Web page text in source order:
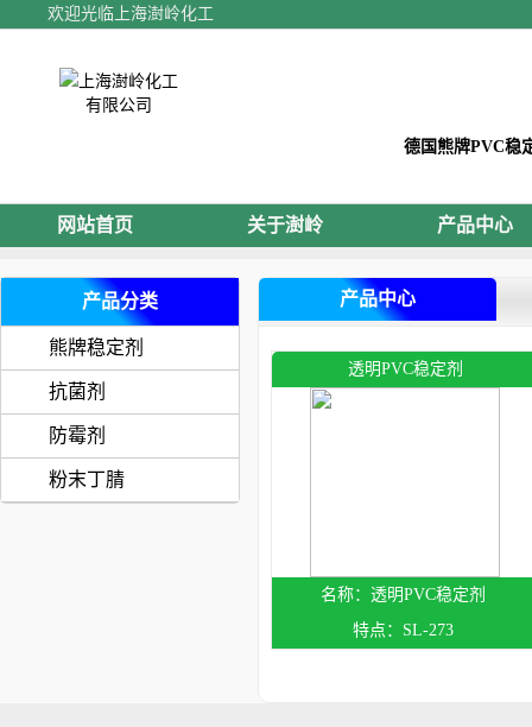
欢迎光临上海澍岭化工
德国熊牌PVC稳
网站首页 关于澍岭 产品中心
产品分类
熊牌稳定剂
抗菌剂
防霉剂
粉末丁腈
产品中心
透明PVC稳定剂
透明PVC稳定剂
SL-273